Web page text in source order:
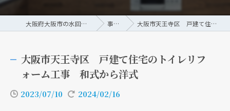
大阪府大阪市の水回りリフォームなら株式会社トーシン 事例/ブログ 大阪市天王寺区 戸建て住宅のトイレリフォーム工事 和式から洋式
大阪市天王寺区 戸建て住宅のトイレリフ
ォーム工事 和式から洋式
2023/07/10 2024/02/16